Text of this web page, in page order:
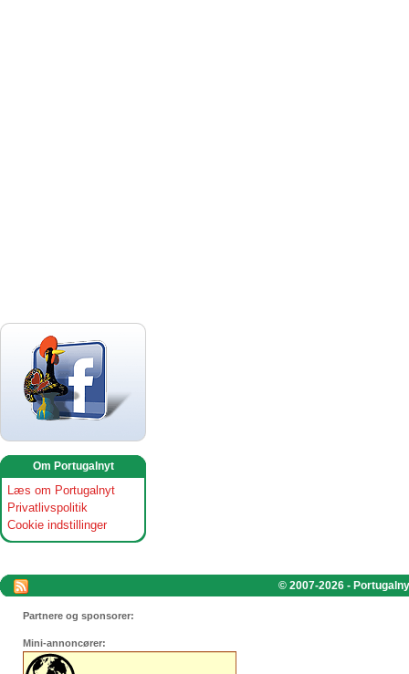
Om Portugalnyt
Læs om Portugalnyt
Privatlivspolitik
Cookie indstillinger
© 2007-2026 -
Partnere og sponsorer:
Mini-annoncører: